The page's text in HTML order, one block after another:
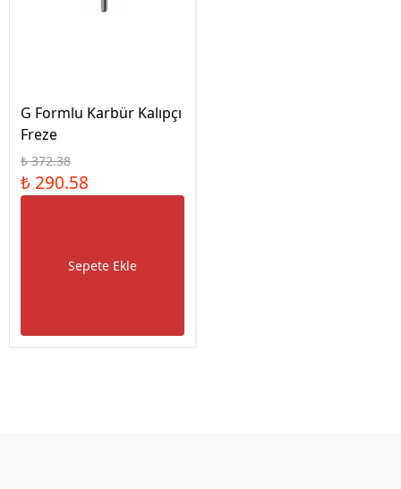
G Formlu Karbür Kalıpçı
Freze
₺ 372.38
₺ 290.58
Sepete Ekle